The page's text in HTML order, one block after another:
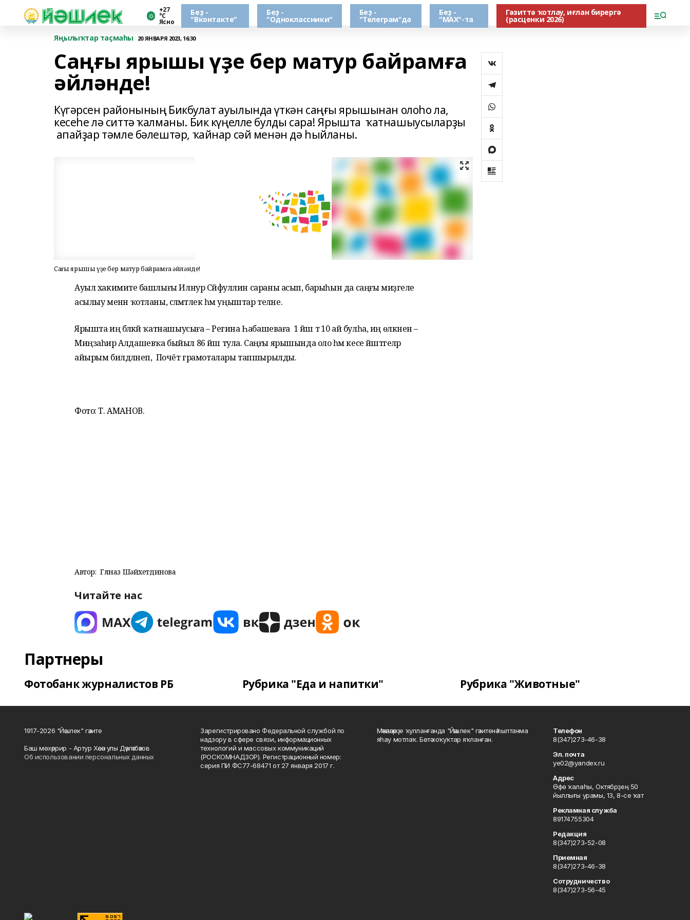
+27
°С
Ясно
Беҙ -
"Вконтакте"
Беҙ -
"Одноклассники"
Беҙ -
"Телеграм"да
Беҙ -
"МАХ"-та
Гәзиттә ҡотлау, иғлан бирергә
(расценки 2026)
Яңылыҡтар таҫмаһы
20 ЯНВАРЯ 2023, 16:30
Саңғы ярышы үҙе бер матур байрамға
әйләнде!
Күгәрсен районының Бикбулат ауылында үткән саңғы ярышынан олоһо ла,
кесеһе лә ситтә ҡалманы. Бик күңелле булды сара! Ярышта ҡатнашыусыларҙы
апайҙар тәмле бәлештәр, ҡайнар сәй менән дә һыйланы.
Саңғы ярышы үҙе бер матур байрамға әйләнде!
Ауыл хакимиәте башлығы Илнур Сәйфуллин сараны асып, барыһын да саңғы миҙгеле
асылыу менән ҡотланы, сәләмәтлек һәм уңыштар теләне.
Ярышта иң бәләкәй ҡатнашыусыға – Регина Һабашеваға 1 йәш тә 10 ай булһа, иң өлкәненә –
Миңзаһир Алдашевҡа быйыл 86 йәш тула. Саңғы ярышында оло һәм кесе йәштәгеләр
айырым билдәләнеп, Почёт грамоталары тапшырылды.
Фото: Т. АМАНОВ.
Автор: Гөлназ Шәйхетдинова
Читайте нас
Партнеры
Фотобанк журналистов РБ Рубрика "Еда и напитки" Рубрика "Животные"
1917-2026 "Йәшлек" гәзите
Баш мөхәррир - Артур Хәсән улы Дәүләтбәков
Об использовании персональных данных
Зарегистрировано Федеральной службой по
надзору в сфере связи, информационных
технологий и массовых коммуникаций
(РОСКОМНАДЗОР). Регистрационный номер:
серия ПИ ФС77-68471 от 27 января 2017 г.
Мәҡәләләрҙе ҡулланғанда "Йәшлек" гәзитенә һылтанма
яһау мотлаҡ. Бөтә хоҡуҡтар яҡланған.
Телефон
8(347)273-46-38
Эл. почта
ye02@yandex.ru
Адрес
Өфө ҡалаһы, Октябрҙең 50
йыллығы урамы, 13, 8-се ҡат
Рекламная служба
89174755304
Редакция
8(347)273-52-08
Приемная
8(347)273-46-38
Сотрудничество
8(347)273-56-45